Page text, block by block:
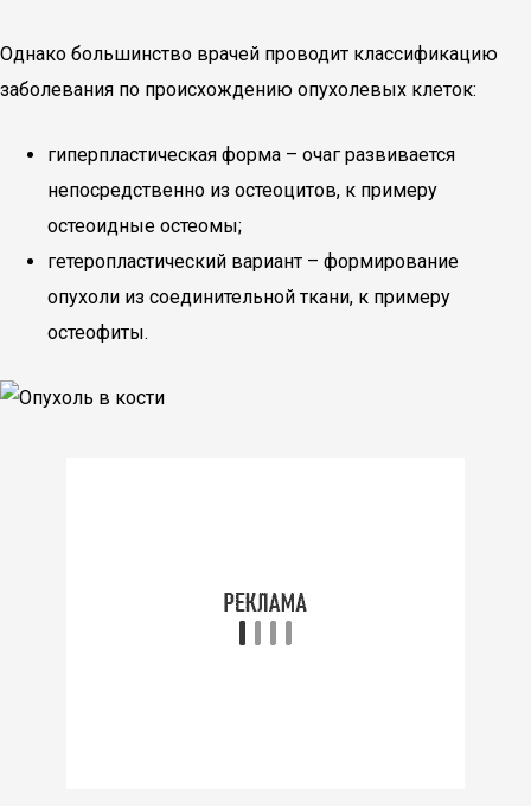
Однако большинство врачей проводит классификацию
заболевания по происхождению опухолевых клеток:
гиперпластическая форма – очаг развивается
непосредственно из остеоцитов, к примеру
остеоидные остеомы;
гетеропластический вариант – формирование
опухоли из соединительной ткани, к примеру
остеофиты.